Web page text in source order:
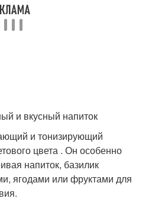
и вкусный напиток
и тонизирующий
цвета . Он особенно
напиток, базилик
ягодами или фруктами для